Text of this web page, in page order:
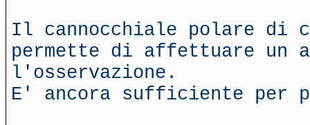
Il cannocchiale polare
permette di affettuare un
l'osservazione.
E' ancora sufficiente per